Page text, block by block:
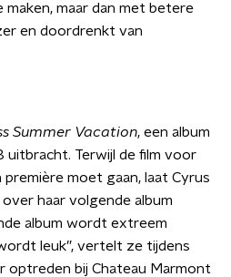
maken, maar dan met betere
en doordrenkt van
Summer Vacation, een album
uitbracht. Terwijl de film voor
moet gaan, laat Cyrus
haar volgende album
album wordt extreem
leuk”, vertelt ze tijdens
optreden bij Chateau Marmont